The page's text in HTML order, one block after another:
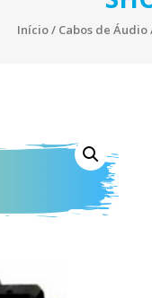
Início/ Cabos de Áudio